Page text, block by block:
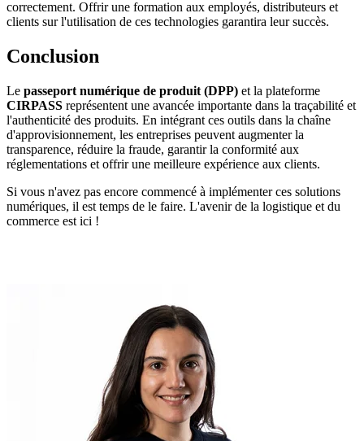
correctement. Offrir une formation aux employés, distributeurs et
clients sur l'utilisation de ces technologies garantira leur succès.
Conclusion
Le passeport numérique de produit (DPP) et la plateforme
CIRPASS représentent une avancée importante dans la traçabilité et
l'authenticité des produits. En intégrant ces outils dans la chaîne
d'approvisionnement, les entreprises peuvent augmenter la
transparence, réduire la fraude, garantir la conformité aux
réglementations et offrir une meilleure expérience aux clients.
Si vous n'avez pas encore commencé à implémenter ces solutions
numériques, il est temps de le faire. L'avenir de la logistique et du
commerce est ici !